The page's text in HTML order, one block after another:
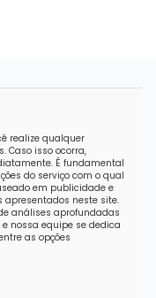
realize qualquer
Caso isso ocorra,
É fundamental
do serviço com o qual
em publicidade e
apresentados neste site.
análises aprofundadas
nossa equipe se dedica
as opções